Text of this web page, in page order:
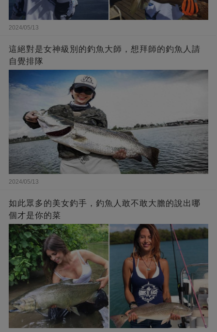
2024/05/13
這絕對是女神級別的釣魚大師，想拜師的釣魚人請
自覺排隊
2024/05/13
如此眾多的美女釣手，釣魚人敢不敢大膽的說出哪
個才是你的菜